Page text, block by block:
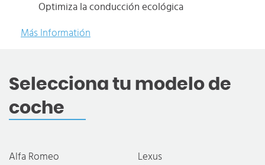
Optimiza la conducción ecológica
Más Informatión
Selecciona tu modelo de
coche
Alfa Romeo
Lexus